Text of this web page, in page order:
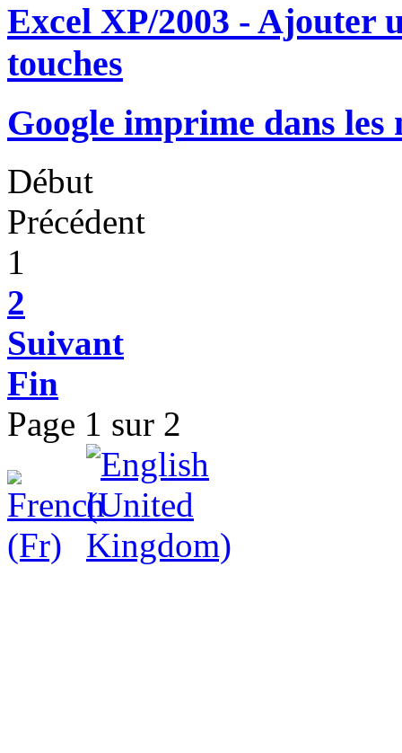
Excel XP/2003 - Ajouter
touches
Google imprime dans
Début
Précédent
1
2
Suivant
Fin
Page 1 sur 2